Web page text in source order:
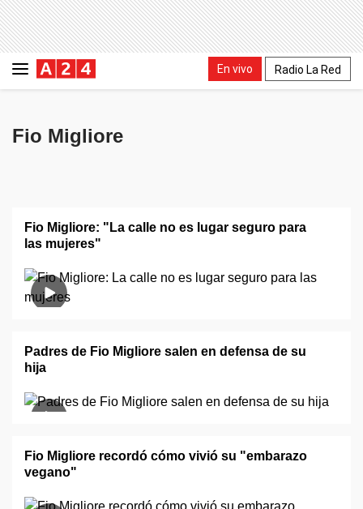
En vivo Radio La Red
Fio Migliore
Fio Migliore: "La calle no es lugar seguro para
las mujeres"
Padres de Fio Migliore salen en defensa de su
hija
Fio Migliore recordó cómo vivió su "embarazo
vegano"